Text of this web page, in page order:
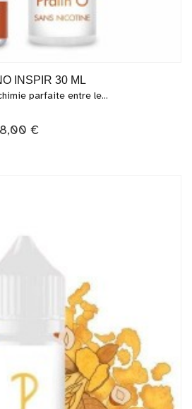
INSPIR 30 ML
parfaite entre le...
8,00 €